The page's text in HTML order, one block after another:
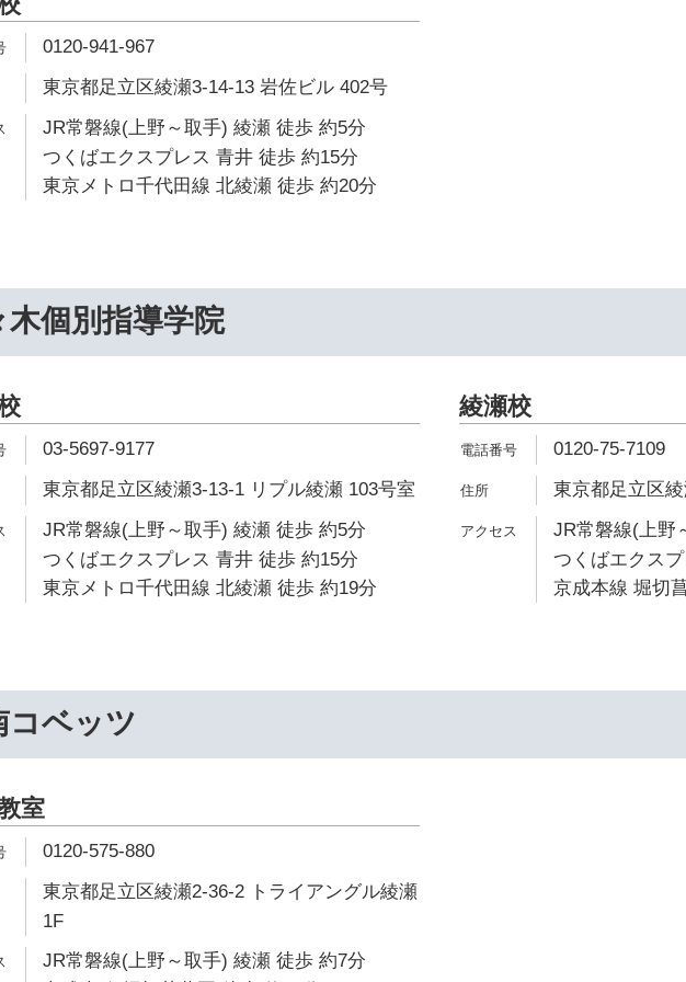
0120-941-967
東京都足立区綾瀬3-14-13 岩佐ビル 402号
JR常磐線(上野～取手) 綾瀬 徒歩 約5分
つくばエクスプレス 青井 徒歩 約15分
東京メトロ千代田線 北綾瀬 徒歩 約20分
木個別指導学院
03-5697-9177
東京都足立区綾瀬3-13-1 リプル綾瀬 103号室
JR常磐線(上野～取手) 綾瀬 徒歩 約5分
つくばエクスプレス 青井 徒歩 約15分
東京メトロ千代田線 北綾瀬 徒歩 約19分
綾瀬校
0120-75-7109
東京都足立区
JR常磐線(上野
つくばエクス
京成本線 堀切
コベッツ
室
0120-575-880
東京都足立区綾瀬2-36-2 トライアングル綾瀬
1F
JR常磐線(上野～取手) 綾瀬 徒歩 約7分